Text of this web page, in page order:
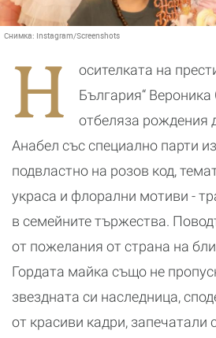
Снимка: Instagram/Screenshots
Н
осителката на
България“
отбеляза рождения
Анабел със специално парти
подвластно на розов код,
украса и флорални мотиви -
в семейните тържества.
от пожелания от страна на
Гордата майка също не
звездната си наследница,
от красиви кадри, запечатали